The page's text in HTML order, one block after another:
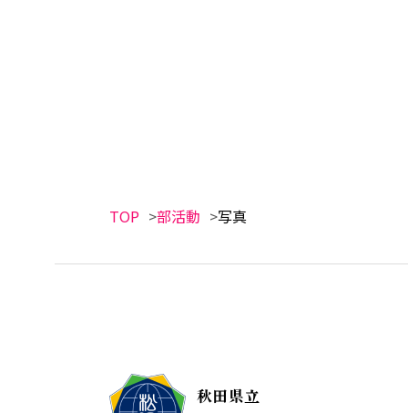
TOP 部活動 写真